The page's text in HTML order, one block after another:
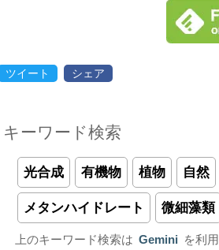
ツイート シェア
キーワード検索
光合成 有機物 植物 自然
メタンハイドレート 微細藻類
上のキーワード検索は Gemini を利